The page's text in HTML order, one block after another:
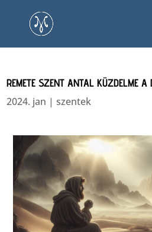
REMETE SZENT ANTAL KÜZDELME A
2024. jan |szentek